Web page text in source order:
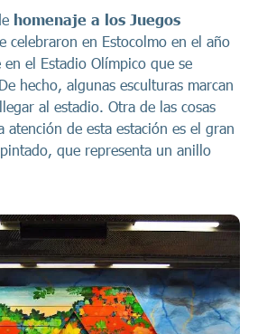
homenaje a los Juegos
celebraron en Estocolmo en el año
el Estadio Olímpico que se
hecho, algunas esculturas marcan
al estadio. Otra de las cosas
atención de esta estación es el gran
que representa un anillo